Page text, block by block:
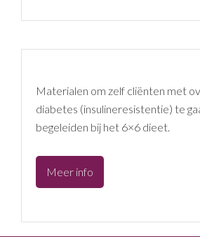
Materialen om zelf cliënten met
diabetes (insulineresistentie) te
begeleiden bij het 6×6 dieet.
Meer info
dieet